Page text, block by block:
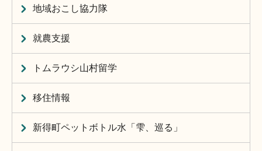
地域おこし協力隊
就農支援
トムラウシ山村留学
移住情報
新得町ペットボトル水「雫、巡る」